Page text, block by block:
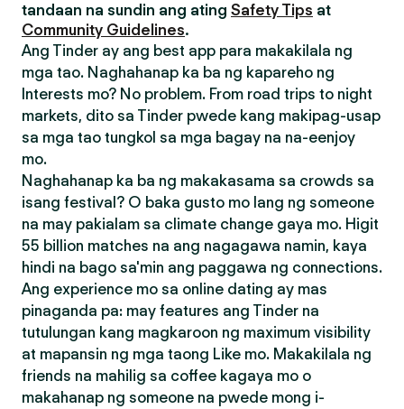
tandaan na sundin ang ating Safety Tips at
Community Guidelines.
Ang Tinder ay ang best app para makakilala ng
mga tao. Naghahanap ka ba ng kapareho ng
Interests mo? No problem. From road trips to night
markets, dito sa Tinder pwede kang makipag-usap
sa mga tao tungkol sa mga bagay na na-eenjoy
mo.
Naghahanap ka ba ng makakasama sa crowds sa
isang festival? O baka gusto mo lang ng someone
na may pakialam sa climate change gaya mo. Higit
55 billion matches na ang nagagawa namin, kaya
hindi na bago sa'min ang paggawa ng connections.
Ang experience mo sa online dating ay mas
pinaganda pa: may features ang Tinder na
tutulungan kang magkaroon ng maximum visibility
at mapansin ng mga taong Like mo. Makakilala ng
friends na mahilig sa coffee kagaya mo o
makahanap ng someone na pwede mong i-